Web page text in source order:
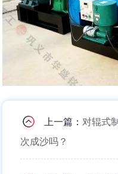
上一篇： 对辊式
次成沙吗？